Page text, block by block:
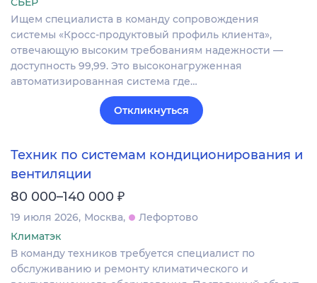
Ищем специалиста в команду сопровождения
системы «Кросс-продуктовый профиль клиента»,
отвечающую высоким требованиям надежности —
доступность 99,99. Это высоконагруженная
автоматизированная система где…
Откликнуться
Техник по системам кондиционирования и
вентиляции
80 000–140 000 ₽
19 июля 2026 Москва
Лефортово
Климатэк
В команду техников требуется специалист по
обслуживанию и ремонту климатического и